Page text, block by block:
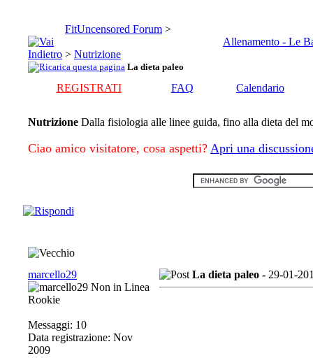
FitUncensored Forum >
Allenamento - Le
> Nutrizione
La dieta paleo
REGISTRATI FAQ Calendario
Nutrizione Dalla fisiologia alle linee guida, fino alla dieta del
Ciao amico visitatore, cosa aspetti? Apri una
marcello29
Rookie
Messaggi: 10
Data registrazione: Nov
2009
La dieta paleo - 29-01-